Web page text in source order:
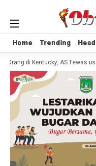
Home Trending
Home Trending
Orang di Kentucky, AS Tewas